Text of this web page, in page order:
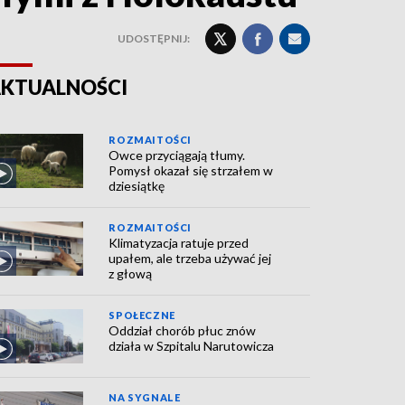
UDOSTĘPNIJ:
ROZMAITOŚCI
Owce przyciągają tłumy.
Pomysł okazał się strzałem w
dziesiątkę
ROZMAITOŚCI
Klimatyzacja ratuje przed
upałem, ale trzeba używać jej
z głową
SPOŁECZNE
Oddział chorób płuc znów
działa w Szpitalu Narutowicza
NA SYGNALE